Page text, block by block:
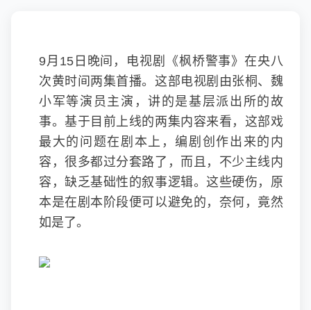
9月15日晚间，电视剧《枫桥警事》在央八
次黄时间两集首播。这部电视剧由张桐、魏
小军等演员主演，讲的是基层派出所的故
事。基于目前上线的两集内容来看，这部戏
最大的问题在剧本上，编剧创作出来的内
容，很多都过分套路了，而且，不少主线内
容，缺乏基础性的叙事逻辑。这些硬伤，原
本是在剧本阶段便可以避免的，奈何，竟然
如是了。